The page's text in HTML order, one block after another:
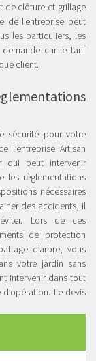
de clôture et grillage
de l’entreprise peut
les particuliers, les
car le tarif
client.
sécurité pour votre
l’entreprise Artisan
qui peut intervenir
les règlementations
nécessaires
des accidents, il
Lors de ces
de protection
d’arbre, vous
votre jardin sans
intervenir dans tout
Le devis